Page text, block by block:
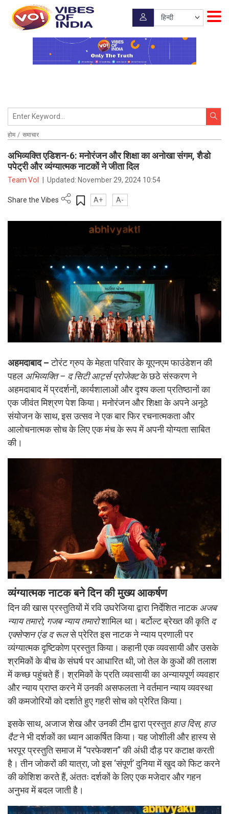
होम समाचार
अभिव्यक्ति एडिशन-6: मनोरंजन और शिक्षा का अनोखा संगम, शैडो
पपेट्री और व्यंग्यात्मक नाटकों ने जीता दिल
Team VoI Updated: November 29, 2024 10:54
Share the Vibes A+ A-
अहमदाबाद –टोरंट ग्रुप के मेहता परिवार के यूएनएम फाउंडेशन की
पहल अभिव्यक्ति – द सिटी आर्ट्स प्रोजेक्टके छठे संस्करण ने
अहमदाबाद में प्रदर्शनों, कार्यशालाओं और दृश्य कला प्रतिष्ठानों का
एक जीवंत मिश्रण पेश किया। मनोरंजन और शिक्षा के अपने अनूठे
संयोजन के साथ, इस उत्सव ने एक बार फिर रचनात्मकता और
आलोचनात्मक सोच के लिए एक मंच के रूप में अपनी योग्यता साबित
की।
व्यंग्यात्मक नाटक बने दिन की मुख्य आकर्षण
दिन की खास प्रस्तुतियों में रवि उघरेजिया द्वारा निर्देशित नाटक अजब
न्याय तमारो, गजब न्याय तमारोशामिल था। बर्टोल्ट ब्रेख्त की कृति द
एक्सेप्शन एंड द रूलसे प्रेरित इस नाटक ने न्याय प्रणाली पर
व्यंग्यात्मक दृष्टिकोण प्रस्तुत किया। कहानी एक व्यवसायी और उसके
श्रमिकों के बीच के संघर्ष पर आधारित थी, जो तेल के कुओं की तलाश
में कच्छ पहुंचते हैं। श्रमिकों के प्रति व्यवसायी का अन्यायपूर्ण व्यवहार
और न्याय प्राप्त करने में उनकी असफलता ने वर्तमान न्याय व्यवस्था
की कमजोरियों को दर्शाते हुए गहरी सोच को प्रेरित किया।
इसके साथ, अजाज शेख और उनकी टीम द्वारा प्रस्तुत हाउ दिस, हाउ
दैटने भी दर्शकों का ध्यान आकर्षित किया। यह जोशीली और हास्य से
भरपूर प्रस्तुति समाज में “परफेक्शन” की अंधी दौड़ पर कटाक्ष करती
है। तीन जोकरों की यात्रा, जो इस ‘संपूर्ण’ दुनिया में खुद को फिट करने
की कोशिश करते हैं, अंततः दर्शकों के लिए एक मजेदार और गहन
अनुभव में बदल जाती है।